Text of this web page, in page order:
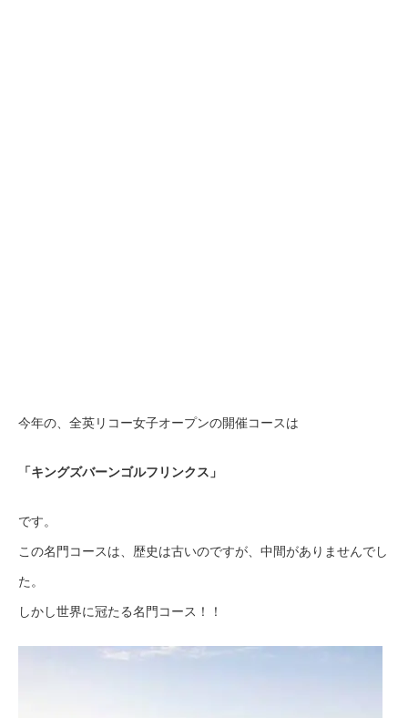
今年の、全英リコー女子オープンの開催コースは
「キングズバーンゴルフリンクス」
です。
この名門コースは、歴史は古いのですが、中間がありませんでし
た。
しかし世界に冠たる名門コース！！